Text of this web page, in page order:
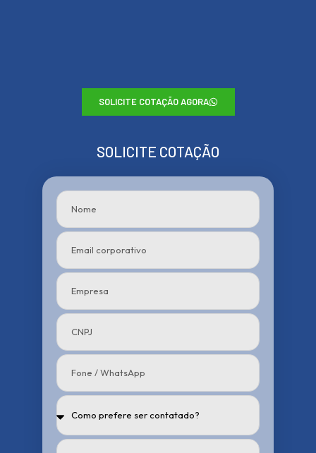
SOLICITE COTAÇÃO AGORA
SOLICITE COTAÇÃO